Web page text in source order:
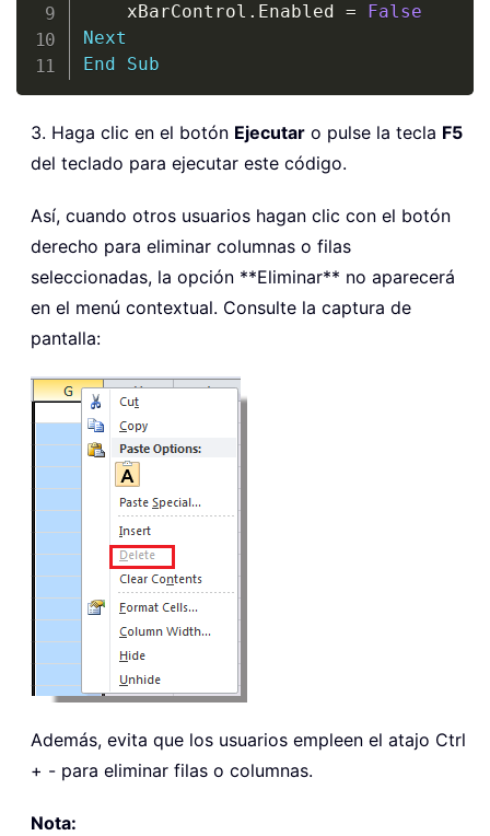
    xBarControl
. Enabled =
False
Next
End
Sub
3. Haga clic en el botón Ejecutar o pulse la tecla F5
del teclado para ejecutar este código.
Así, cuando otros usuarios hagan clic con el botón
derecho para eliminar columnas o filas
seleccionadas, la opción **Eliminar** no aparecerá
en el menú contextual. Consulte la captura de
pantalla:
Además, evita que los usuarios empleen el atajo Ctrl
+ - para eliminar filas o columnas.
Nota: